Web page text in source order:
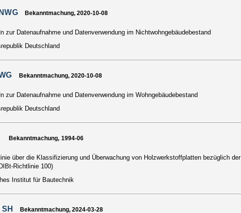
Bekanntmachung, 2020-10-08
zur Datenaufnahme und Datenverwendung im Nichtwohngebäudebestand
Deutschland
Bekanntmachung, 2020-10-08
zur Datenaufnahme und Datenverwendung im Wohngebäudebestand
Deutschland
Bekanntmachung, 1994-06
über die Klassifizierung und Überwachung von Holzwerkstoffplatten bezüglich der
Richtlinie 100)
Institut für Bautechnik
Bekanntmachung, 2024-03-28